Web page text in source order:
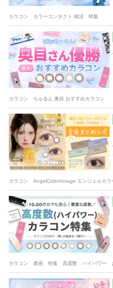
カラコン カラーコンタクト 就活 特集
カラコン ちゅるん 奥目 おすすめカラコン
カラコン AngelColorVintage エンジェルカ
カラコン 着画 特集 高度数 ハイパワー